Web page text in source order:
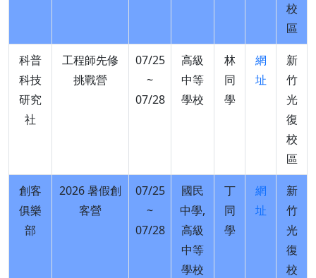
校
區
科普
科技
研究
社
工程師先修
挑戰營
07/25
~
07/28
高級
中等
學校
林
同
學
網
址
新
竹
光
復
校
區
創客
俱樂
部
2026 暑假創
客營
07/25
~
07/28
國民
中學,
高級
中等
學校
丁
同
學
網
址
新
竹
光
復
校